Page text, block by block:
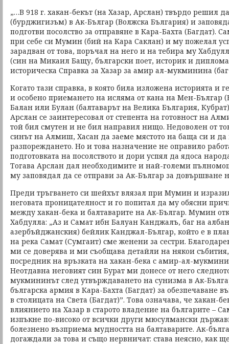
„…В 918 г. хакан-бекът (на Хазар, Арслан) твърдо решил
(бурджигизъм) в Ак-Българ (Волжска България) и
подготви посолство за отправяне в Кара-Бахта (Багдат).
при себе си Мумин (бий на Кара Саклан) и му пожелал
зарадван от това, поръчал на него и на тебира му
(син на Микаил Бащу, български поет, историк и
историческа Справка за Хазар за амир ал-мукминина
Когато тази справка, в която била изложена историята и
и особено приемането на исляма от кана на Мен-Българ
Балан или Булан (балтаварът на Велика България, Кубрат)
Арслан се заинтересовал от степента на готовност на
той бил смутен и не бил направил нищо. Недоволен от
синът на Алмиш, Хасан да заеме мястото на баща си и
разпореждането. Но и това назначение не оправило
подготовката на посолството и дори успял да ядоса
Тогава Арслан дал необходимите и най-големи
му заповядал да се отправи за Ак-Българ за довършване
Преди тръгването си шейхът влязал при Мумин и
неговата проницателност и го попитал да му обясни
между хакан-бека и балтаварите на Ак-Българ. Мумин
Хабдулла: „Аз и Самат ибн Балуан Канджалъ, баг на
азербъйджанския) бейлик Канджал-Българ, който е в
на река Самат (Сумгаит) сме женени за сестри.
ми се доверява и ми съобщава детайли на някои събития,
посредник на връзката на хакан-бека с амир-ал-
Неотдавна неговият син Бурат ми донесе от него
мукмининът след утвърждаването на сунизма в Ак-
българска армия в Кара-Бахта (Багдат) за обезпечаване
в столицата на Света (Багдат)”. Това означава, че хакан-
влиянието на Хазар в старото владение на българите –
изпъкне по-високо от всички други мюсулмански
болезнено възприема мудността на балтаварите. Ак-
догаждали за това и също нервничат: става неясно, как